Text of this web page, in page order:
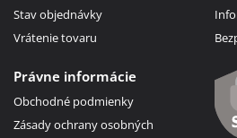
Stav objednávky
Vrátenie tovaru
Právne informácie
Obchodné podmienky
Zásady ochrany osobných